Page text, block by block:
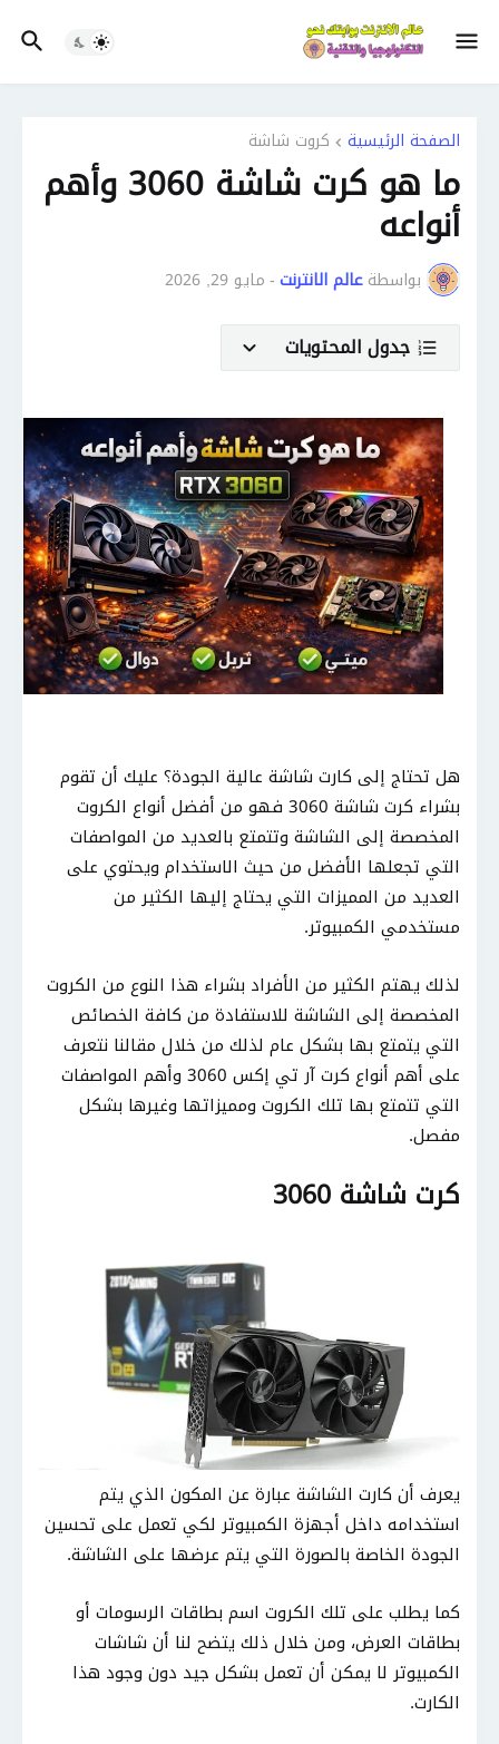
الصفحة الرئيسية كروت شاشة
ما هو كرت شاشة 3060 وأهم
أنواعه
بواسطةعالم الانترنت-مايو 29, 2026
جدول المحتويات
هل تحتاج إلى كارت شاشة عالية الجودة؟ عليك أن تقوم
بشراء كرت شاشة 3060 فهو من أفضل أنواع الكروت
المخصصة إلى الشاشة وتتمتع بالعديد من المواصفات
التي تجعلها الأفضل من حيث الاستخدام ويحتوي على
العديد من المميزات التي يحتاج إليها الكثير من
مستخدمي الكمبيوتر.
لذلك يهتم الكثير من الأفراد بشراء هذا النوع من الكروت
المخصصة إلى الشاشة للاستفادة من كافة الخصائص
التي يتمتع بها بشكل عام لذلك من خلال مقالنا نتعرف
على أهم أنواع كرت آر تي إكس 3060 وأهم المواصفات
التي تتمتع بها تلك الكروت ومميزاتها وغيرها بشكل
مفصل.
كرت شاشة 3060
يعرف أن كارت الشاشة عبارة عن المكون الذي يتم
استخدامه داخل أجهزة الكمبيوتر لكي تعمل على تحسين
الجودة الخاصة بالصورة التي يتم عرضها على الشاشة.
كما يطلب على تلك الكروت اسم بطاقات الرسومات أو
بطاقات العرض، ومن خلال ذلك يتضح لنا أن شاشات
الكمبيوتر لا يمكن أن تعمل بشكل جيد دون وجود هذا
الكارت.